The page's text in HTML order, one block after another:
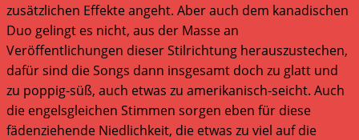
zusätzlichen Effekte angeht. Aber auch dem kanadischen
Duo gelingt es nicht, aus der Masse an
Veröffentlichungen dieser Stilrichtung herauszustechen,
dafür sind die Songs dann insgesamt doch zu glatt und
zu poppig-süß, auch etwas zu amerikanisch-seicht. Auch
die engelsgleichen Stimmen sorgen eben für diese
fädenziehende Niedlichkeit, die etwas zu viel auf die